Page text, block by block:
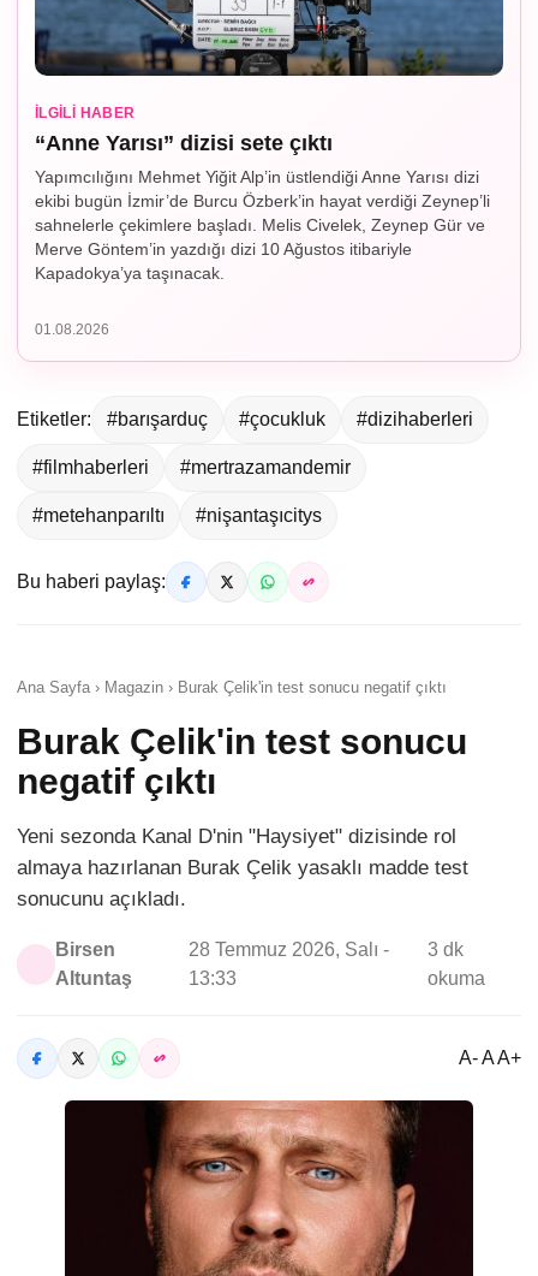
İLGILI HABER
“Anne Yarısı” dizisi sete çıktı
Yapımcılığını Mehmet Yiğit Alp’in üstlendiği Anne Yarısı dizi
ekibi bugün İzmir’de Burcu Özberk’in hayat verdiği Zeynep’li
sahnelerle çekimlere başladı. Melis Civelek, Zeynep Gür ve
Merve Göntem’in yazdığı dizi 10 Ağustos itibariyle
Kapadokya’ya taşınacak.
01.08.2026
Etiketler: #barışarduç #çocukluk #dizihaberleri
#filmhaberleri #mertrazamandemir
#metehanparıltı #nişantaşıcitys
Bu haberi paylaş:
Ana Sayfa › Magazin › Burak Çelik'in test sonucu negatif çıktı
Burak Çelik'in test sonucu
negatif çıktı
Yeni sezonda Kanal D'nin "Haysiyet" dizisinde rol
almaya hazırlanan Burak Çelik yasaklı madde test
sonucunu açıkladı.
Birsen
Altuntaş
28 Temmuz 2026, Salı -
13:33
3 dk
okuma
A- A A+